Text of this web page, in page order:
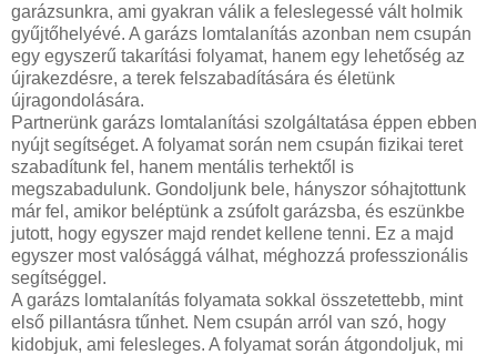
garázsunkra, ami gyakran válik a feleslegessé vált holmik
gyűjtőhelyévé. A garázs lomtalanítás azonban nem csupán
egy egyszerű takarítási folyamat, hanem egy lehetőség az
újrakezdésre, a terek felszabadítására és életünk
újragondolására.
Partnerünk garázs lomtalanítási szolgáltatása éppen ebben
nyújt segítséget. A folyamat során nem csupán fizikai teret
szabadítunk fel, hanem mentális terhektől is
megszabadulunk. Gondoljunk bele, hányszor sóhajtottunk
már fel, amikor beléptünk a zsúfolt garázsba, és eszünkbe
jutott, hogy egyszer majd rendet kellene tenni. Ez a majd
egyszer most valósággá válhat, méghozzá professzionális
segítséggel.
A garázs lomtalanítás folyamata sokkal összetettebb, mint
első pillantásra tűnhet. Nem csupán arról van szó, hogy
kidobjuk, ami felesleges. A folyamat során átgondoljuk, mi